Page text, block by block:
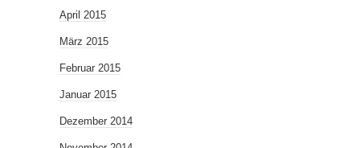
April 2015
März 2015
Februar 2015
Januar 2015
Dezember 2014